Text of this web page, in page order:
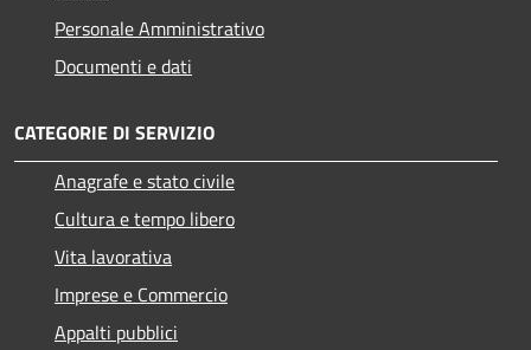
Personale Amministrativo
Documenti e dati
CATEGORIE DI SERVIZIO
Anagrafe e stato civile
Cultura e tempo libero
Vita lavorativa
Imprese e Commercio
Appalti pubblici